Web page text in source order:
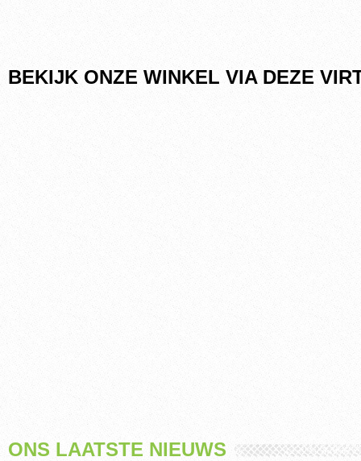
BEKIJK ONZE WINKEL VIA DEZE
ONS LAATSTE NIEUWS